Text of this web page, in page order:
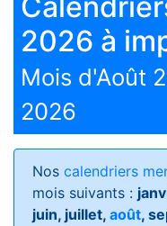
2026 à
Mois d'Août
2026
Nos calendriers
mois suivants :
juin, juillet, août,